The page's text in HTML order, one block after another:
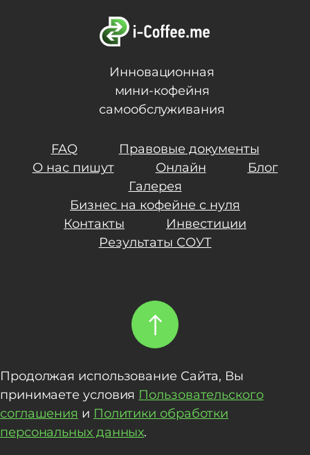
Инновационная
мини-кофейня
самообслуживания
FAQ
Правовые документы
О нас пишут
Онлайн
Блог
Галерея
Бизнес на кофейне с нуля
Контакты
Инвестиции
Результаты СОУТ
Продолжая использование Сайта, Вы
принимаете условия Пользовательского
соглашения и Политики обработки
персональных данных.